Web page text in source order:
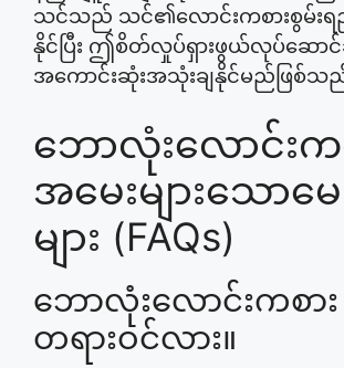
သင်သည် သင်၏လောင်းကစားစွမ်း
နိုင်ပြီး ဤစိတ်လှုပ်ရှားဖွယ်လုပ်ဆော
အကောင်းဆုံးအသုံးချနိုင်မည်ဖြစ်သ
ဘောလုံးလောင်းက
အမေးများသောမေ
များ (FAQs)
ဘောလုံးလောင်းကစား
တရားဝင်လား။